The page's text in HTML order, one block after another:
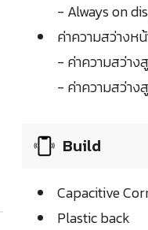
- Always on
ค่าความสว่างห
- ค่าความสว่าง
- ค่าความสว่าง
Build
Capacitive
Plastic back